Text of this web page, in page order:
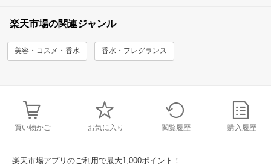
楽天市場の関連ジャンル
美容・コスメ・香水 香水・フレグランス
買い物かご お気に入り 閲覧履歴 購入履歴
楽天市場アプリのご利用で最大1,000ポイント！